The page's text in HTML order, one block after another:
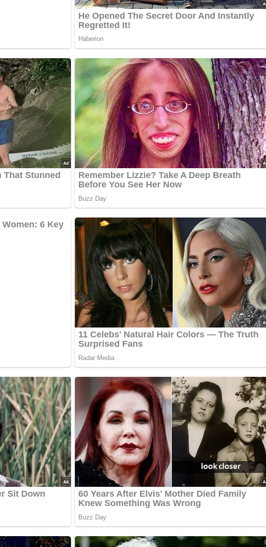
Grüne Sauce PantherMedia / Oleksandr Prokopenko
zum Rezept? Dann hinterlasse doch bitte einen Kommentar am Ende
fein zerdrücken und mit Öl glattrühren. Joghurt und Sahne zugeben.
und Gewürzgurke fein hacken, Zwiebel schälen und reiben und mit der
hartgekochten Eiern.